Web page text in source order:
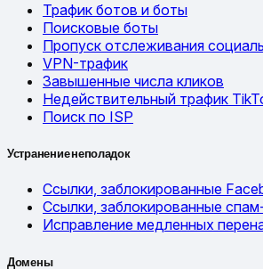
Трафик ботов и боты
Поисковые боты
Пропуск отслеживания
VPN-трафик
Завышенные числа кликов
Недействительный трафик
Поиск по ISP
Устранение неполадок
Ссылки, заблокированные
Ссылки, заблокированные
Исправление медленных
Домены